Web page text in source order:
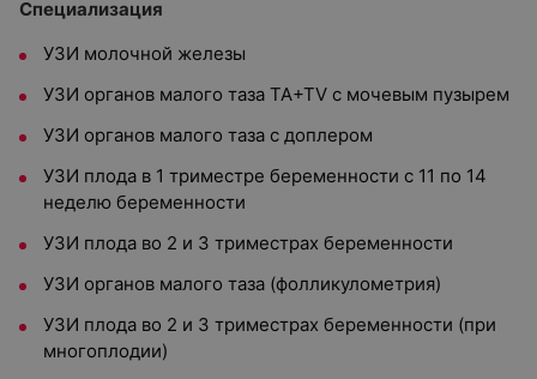
Специализация
УЗИ молочной железы
УЗИ органов малого таза ТА+ТV c мочевым пузырем
УЗИ органов малого таза с доплером
УЗИ плода в 1 триместре беременности с 11 по 14
неделю беременности
УЗИ плода во 2 и 3 триместрах беременности
УЗИ органов малого таза (фолликулометрия)
УЗИ плода во 2 и 3 триместрах беременности (при
многоплодии)